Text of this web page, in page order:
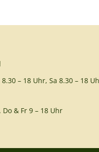
8.30 – 18 Uhr, Sa 8.30 – 18
Do & Fr 9 – 18 Uhr